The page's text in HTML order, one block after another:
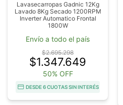
Lavasecarropas Gadnic 12Kg
Lavado 8Kg Secado 1200RPM
Inverter Automatico Frontal
1800W
Envío a todo el país
$2.695.298
$1.347.649
50% OFF
DESDE 6 CUOTAS SIN INTERÉS